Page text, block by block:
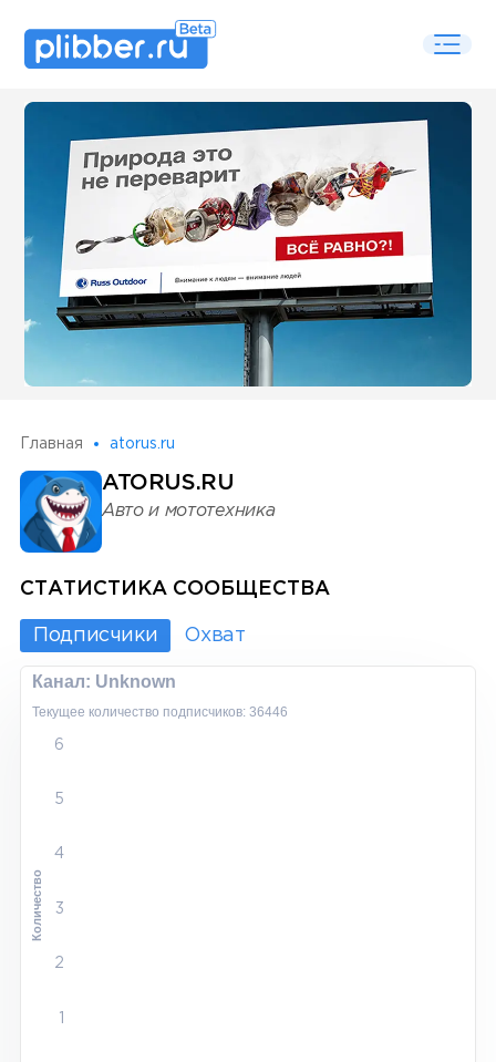
Some SEO Title
Главная atorus.ru
ATORUS.RU
Авто и мототехника
СТАТИСТИКА СООБЩЕСТВА
Подписчики Охват
Канал: Unknown
Текущее количество подписчиков: 36446
6
5
4
3
2
1
Количество